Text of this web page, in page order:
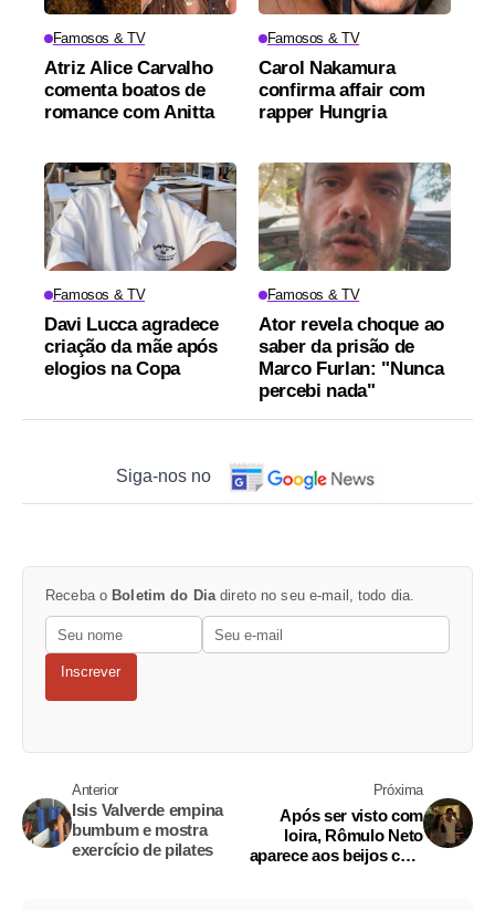
Famosos & TV
Atriz Alice Carvalho
comenta boatos de
romance com Anitta
Famosos & TV
Carol Nakamura
confirma affair com
rapper Hungria
Famosos & TV
Davi Lucca agradece
criação da mãe após
elogios na Copa
Famosos & TV
Ator revela choque ao
saber da prisão de
Marco Furlan: "Nunca
percebi nada"
Siga-nos no
Receba o Boletim do Dia direto no seu e-mail, todo dia.
Inscrever
Anterior
Isis Valverde empina
bumbum e mostra
exercício de pilates
Próxima
Após ser visto com
loira, Rômulo Neto
aparece aos beijos com